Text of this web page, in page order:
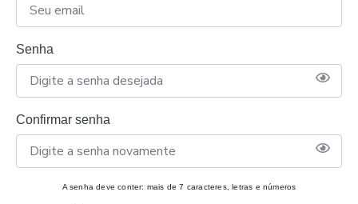
Senha
Confirmar senha
A senha deve conter: mais de 7 caracteres, letras e números